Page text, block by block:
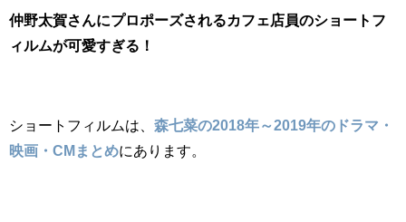
仲野太賀さんにプロポーズされるカフェ店員のショートフ
ィルムが可愛すぎる！
ショートフィルムは、 森七菜の2018年～2019年のドラマ・
映画・CMまとめにあります。